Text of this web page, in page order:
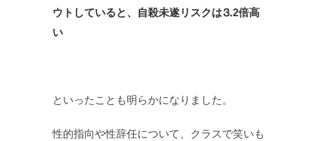
ウトしていると、自殺未遂リスクは⒊2倍高
い
といったことも明らかになりました。
性的指向や性辞任について、クラスで笑いも